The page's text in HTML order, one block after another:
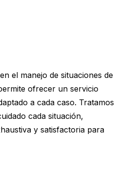
el manejo de situaciones de
ofrecer un servicio
a cada caso. Tratamos
cada situación,
y satisfactoria para